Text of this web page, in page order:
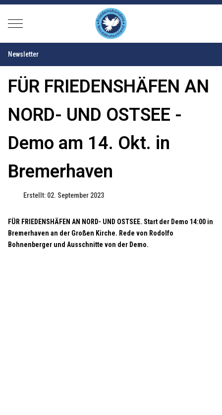
Mobile Menu Toggle
Newsletter
FÜR FRIEDENSHÄFEN AN
NORD- UND OSTSEE -
Demo am 14. Okt. in
Bremerhaven
Erstellt: 02. September 2023
FÜR FRIEDENSHÄFEN AN NORD- UND OSTSEE. Start der Demo 14:00 in
Bremerhaven an der Großen Kirche. Rede von Rodolfo
Bohnenberger und Ausschnitte von der Demo.